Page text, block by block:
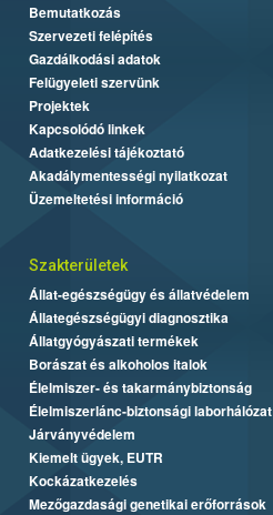
Bemutatkozás
Szervezeti felépítés
Gazdálkodási adatok
Felügyeleti szervünk
Projektek
Kapcsolódó linkek
Adatkezelési tájékoztató
Akadálymentességi nyilatkozat
Üzemeltetési információ
Szakterületek
Állat-egészségügy és állatvédelem
Állategészségügyi diagnosztika
Állatgyógyászati termékek
Borászat és alkoholos italok
Élelmiszer- és takarmánybiztonság
Élelmiszerlánc-biztonsági laborhálózat
Járványvédelem
Kiemelt ügyek, EUTR
Kockázatkezelés
Mezőgazdasági genetikai erőforrások